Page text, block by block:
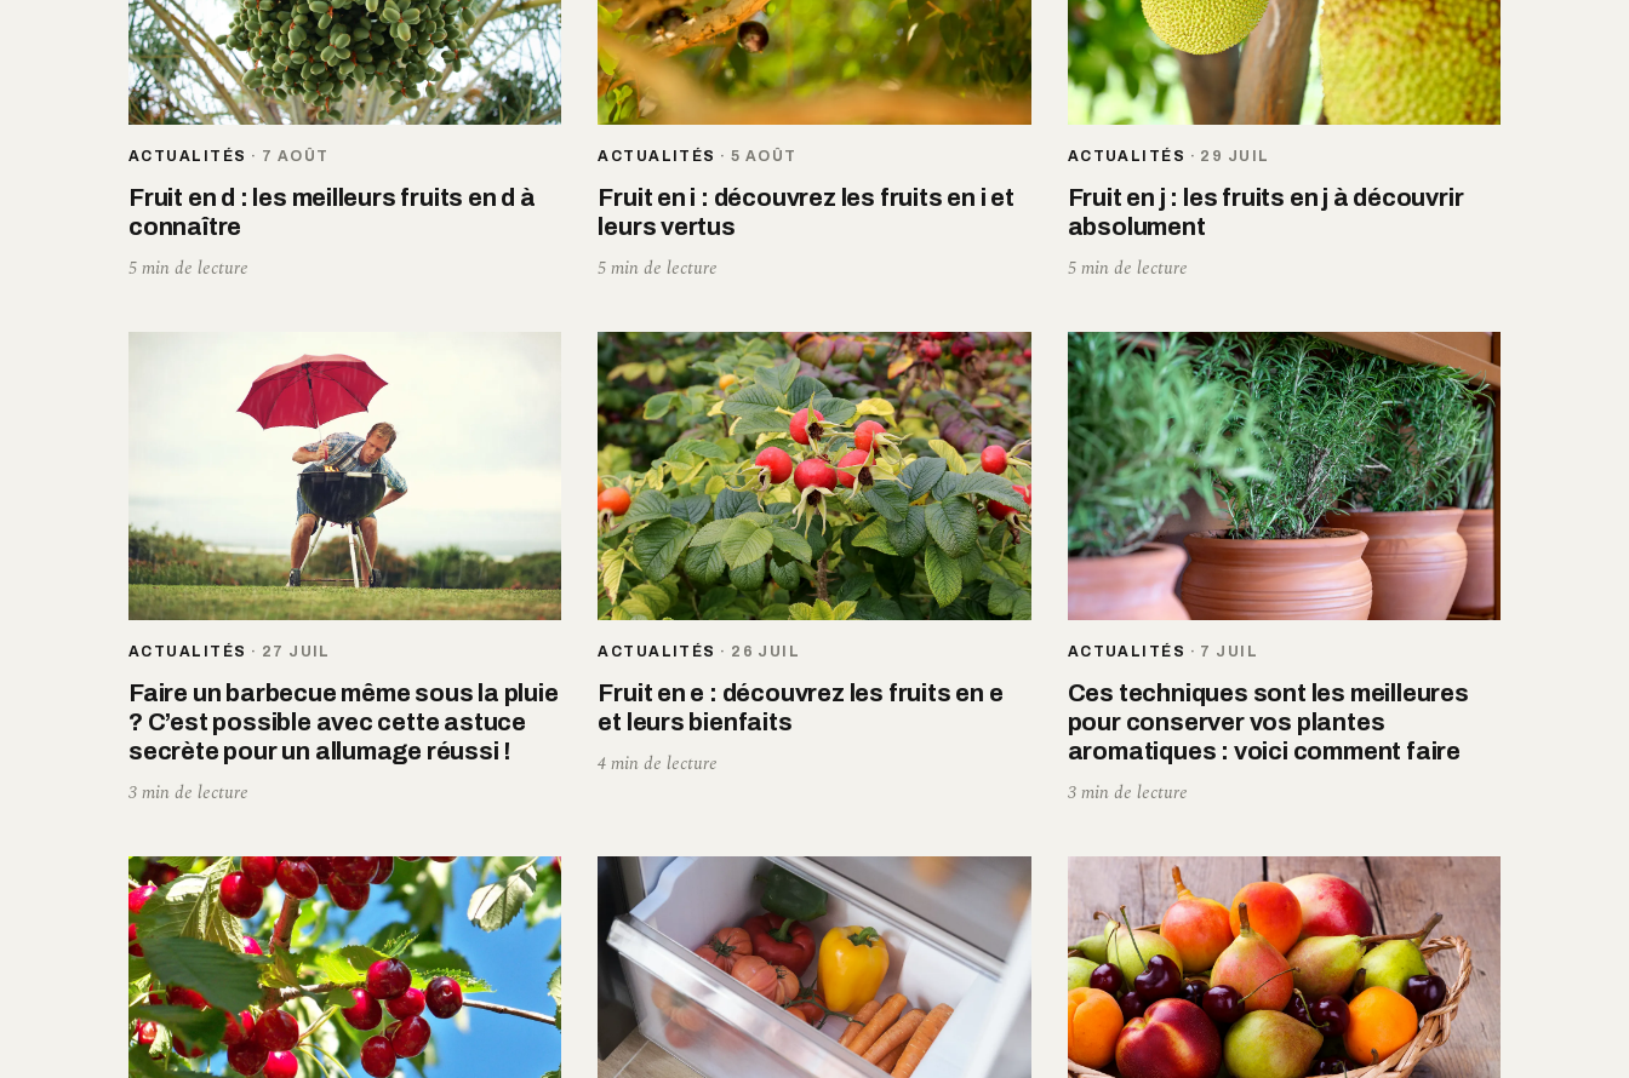
ACTUALITÉS · 7 AOÛT
Fruit en d : les meilleurs fruits en d à
connaître
5 min de lecture
ACTUALITÉS ·5 AOÛT
Fruit en i : découvrez les fruits en i et
leurs vertus
5 min de lecture
ACTUALITÉS · 29 JUIL
Fruit en j : les fruits en j à découvrir
absolument
5 min de lecture
ACTUALITÉS · 27 JUIL
Faire un barbecue même sous la pluie
? C’est possible avec cette astuce
secrète pour un allumage réussi !
3 min de lecture
ACTUALITÉS · 26 JUIL
Fruit en e : découvrez les fruits en e
et leurs bienfaits
4 min de lecture
ACTUALITÉS · 7 JUIL
Ces techniques sont les meilleures
pour conserver vos plantes
aromatiques : voici comment faire
3 min de lecture